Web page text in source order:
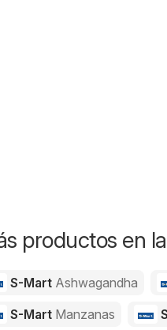
productos en
S-Mart Ashwagandha
S-Mart Manzanas